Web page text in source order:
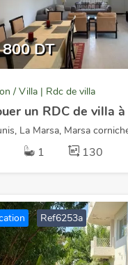
DT
/ Villa | Rdc de villa
La Marsa, Marsa
1 130
Ref6253a